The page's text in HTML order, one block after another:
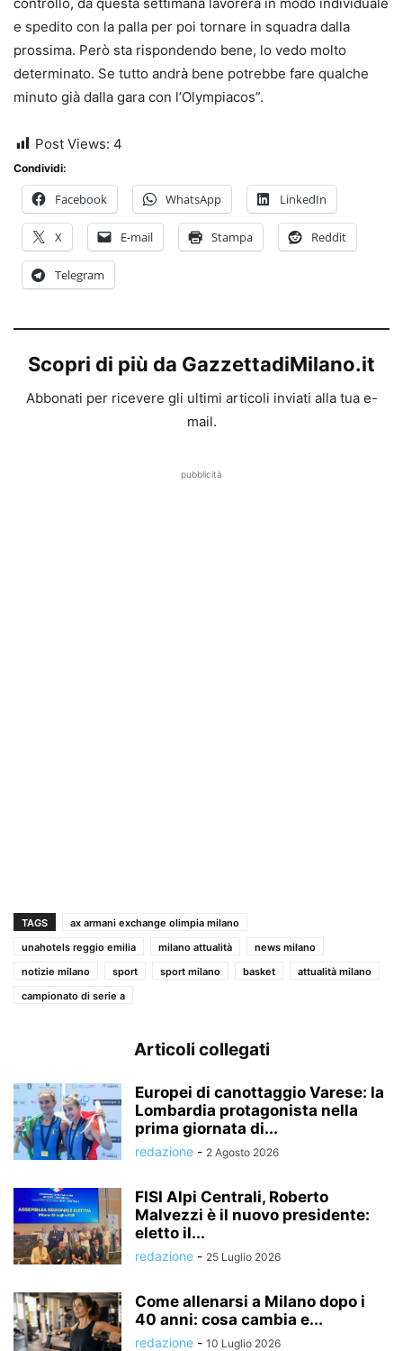
e spedito con la palla per poi tornare in squadra dalla
prossima. Però sta rispondendo bene, lo vedo molto
determinato. Se tutto andrà bene potrebbe fare qualche
minuto già dalla gara con l’Olympiacos”.
Post Views: 4
Condividi:
Facebook WhatsApp LinkedIn
X E-mail Stampa Reddit
Telegram
Scopri di più da GazzettadiMilano.it
Abbonati per ricevere gli ultimi articoli inviati alla tua e-
mail.
pubblicità
TAGS
ax armani exchange olimpia milano
unahotels reggio emilia
milano attualità
news milano
notizie milano
sport sport milano basket
attualità milano
campionato di serie a
Articoli collegati
Europei di canottaggio Varese: la
Lombardia protagonista nella
prima giornata di...
redazione - 2 Agosto 2026
FISI Alpi Centrali, Roberto
Malvezzi è il nuovo presidente:
eletto il...
redazione - 25 Luglio 2026
Come allenarsi a Milano dopo i
40 anni: cosa cambia e...
redazione - 10 Luglio 2026